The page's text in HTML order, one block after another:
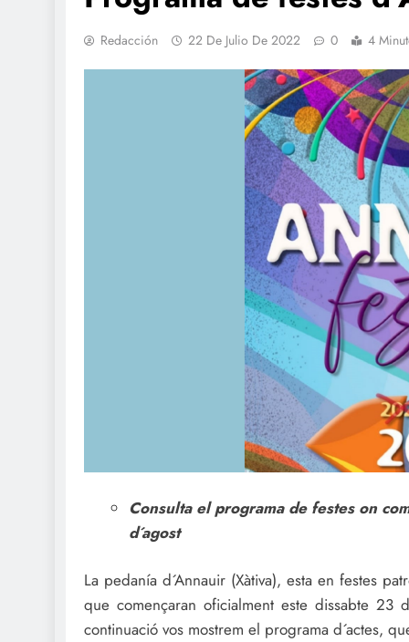
Redacción 22 De Julio De 2022 0 4
Consulta el programa de festes on
d´agost
La pedanía d´Annauir (Xàtiva), esta en festes
que començaran oficialment este dissabte
continuació vos mostrem el programa d´actes,